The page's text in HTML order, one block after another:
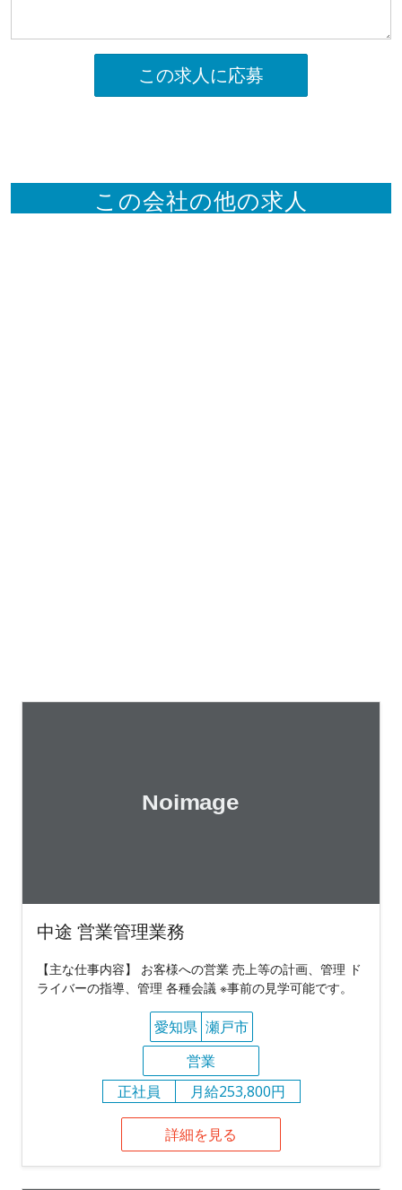
この求人に応募
この会社の他の求人
中途 営業管理業務
【主な仕事内容】 お客様への営業 売上等の計画、管理 ド
ライバーの指導、管理 各種会議 ※事前の見学可能です。
愛知県 瀬戸市
営業
正社員
月給253,800円
詳細を見る